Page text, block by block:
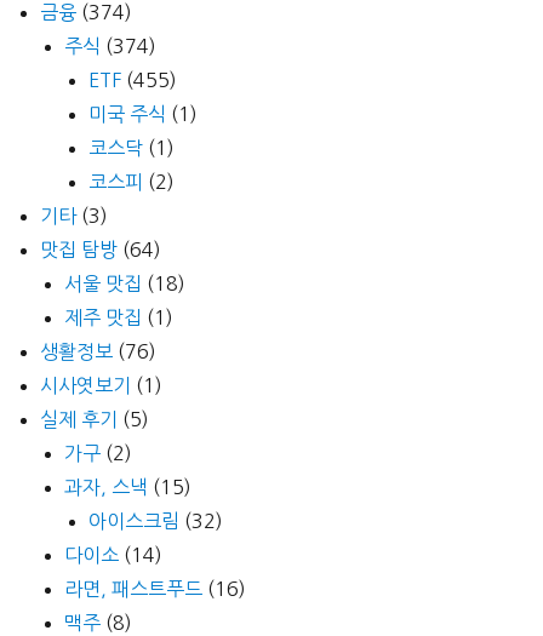
금융 (374)
주식 (374)
ETF (455)
미국 주식 (1)
코스닥 (1)
코스피 (2)
기타(3)
맛집 탐방 (64)
서울 맛집 (18)
제주 맛집 (1)
생활정보 (76)
시사엿보기
(1)
실제 후기
(5)
가구 (2)
과자, 스낵 (15)
아이스크림 (32)
다이소 (14)
라면, 패스트푸드 (16)
맥주 (8)